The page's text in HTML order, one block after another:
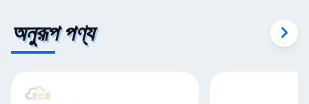
অনুরূপ পণ্য